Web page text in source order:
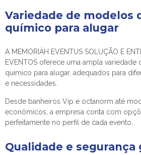
Variedade de modelos
químico para alugar
A MEMORIÁH EVENTUS SOLUÇÃO E
EVENTOS oferece uma ampla
químico para alugar, adequados para
e necessidades.
Desde banheiros Vip e octanorm até
econômicos, a empresa conta com
perfeitamente no perfil de cada evento.
Qualidade e segurança